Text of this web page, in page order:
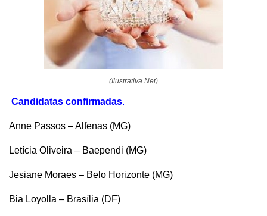
(Ilustrativa Net)
Candidatas confirmadas.
Anne Passos – Alfenas (MG)
Letícia Oliveira – Baependi (MG)
Jesiane Moraes – Belo Horizonte (MG)
Bia Loyolla – Brasília (DF)